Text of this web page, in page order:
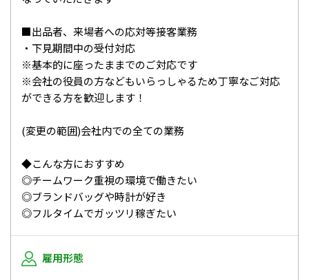
■出品者、来場者への応対等接客業務
・下見期間中の受付対応
※基本的に座ったままでのご対応です
※会社の役員の方などもいらっしゃるため丁寧なご対応
ができる方を歓迎します！
(変更の範囲)会社内での全ての業務
◆こんな方におすすめ
◎チームワーク重視の環境で働きたい
◎ブランドバッグや時計が好き
◎フルタイムでガッツリ稼ぎたい
雇用形態